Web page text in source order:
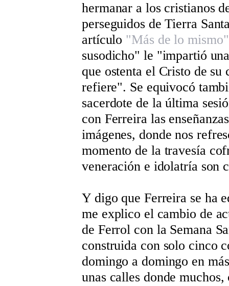
hermanar a los cristianos
perseguidos de Tierra
artículo "Más de lo mismo"
susodicho" le "impartió
que ostenta el Cristo de
refiere". Se equivocó
sacerdote de la última
con Ferreira las
imágenes, donde nos
momento de la travesía
veneración e idolatría son
Y digo que Ferreira se ha
me explico el cambio de
de Ferrol con la Semana
construida con solo cinco
domingo a domingo en
unas calles donde